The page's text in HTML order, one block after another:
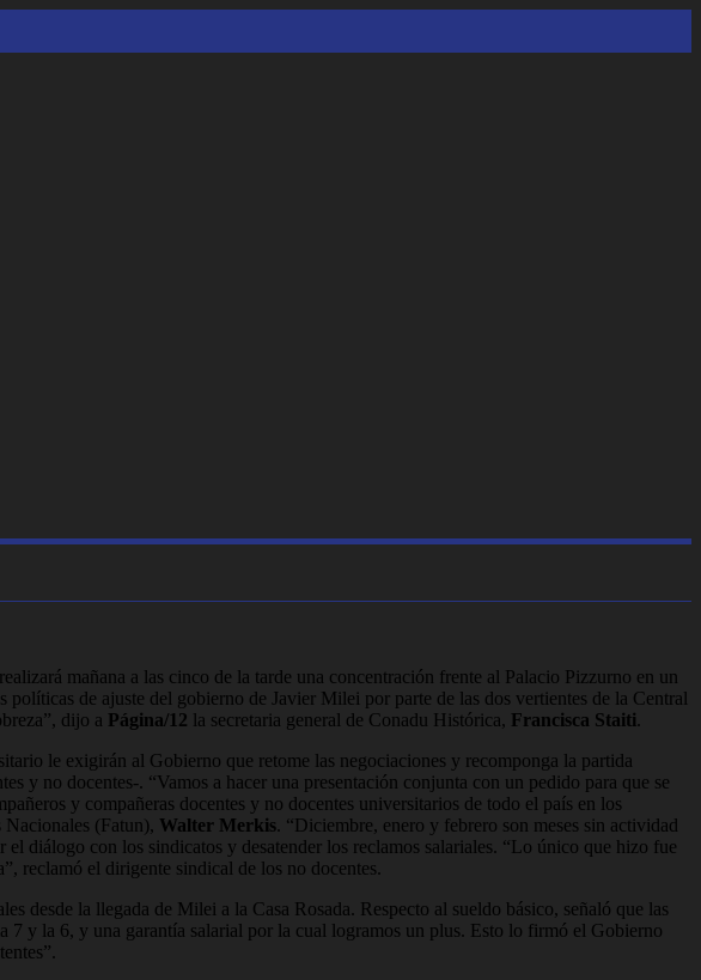
mañana a las cinco de la tarde una concentración frente al Palacio Pizzurno en un
de ajuste del gobierno de Javier Milei por parte de las dos vertientes de la Central
dijo a Página/12 la secretaria general de Conadu Histórica, Francisca Staiti.
le exigirán al Gobierno que retome las negociaciones y recomponga la partida
y no docentes-. “Vamos a hacer una presentación conjunta con un pedido para que se
y compañeras docentes y no docentes universitarios de todo el país en los
Nacionales (Fatun), Walter Merkis. “Diciembre, enero y febrero son meses sin actividad
diálogo con los sindicatos y desatender los reclamos salariales. “Lo único que hizo fue
reclamó el dirigente sindical de los no docentes.
desde la llegada de Milei a la Casa Rosada. Respecto al sueldo básico, señaló que las
7 y la 6, y una garantía salarial por la cual logramos un plus. Esto lo firmó el Gobierno